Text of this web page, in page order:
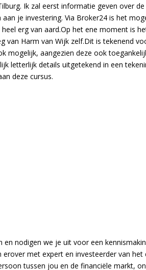
Ik zal eerst informatie geven over
je investering. Via Broker24 is het
heel erg van aard.Op het ene moment is
van Harm van Wijk zelf.Dit is tekenend
mogelijk, aangezien deze ook
letterlijk details uitgetekend in een
deze cursus.
en nodigen we je uit voor een
erover met expert en investeerder van
tussen jou en de financiële markt,